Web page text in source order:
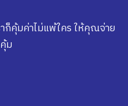
าก็คุ้มค่าไม่แพ้ใคร ให้คุณจ่าย
ม